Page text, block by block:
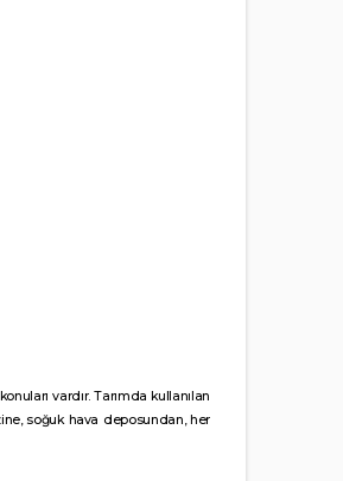
vardır. Tarımda kullanılan
soğuk hava deposundan, her